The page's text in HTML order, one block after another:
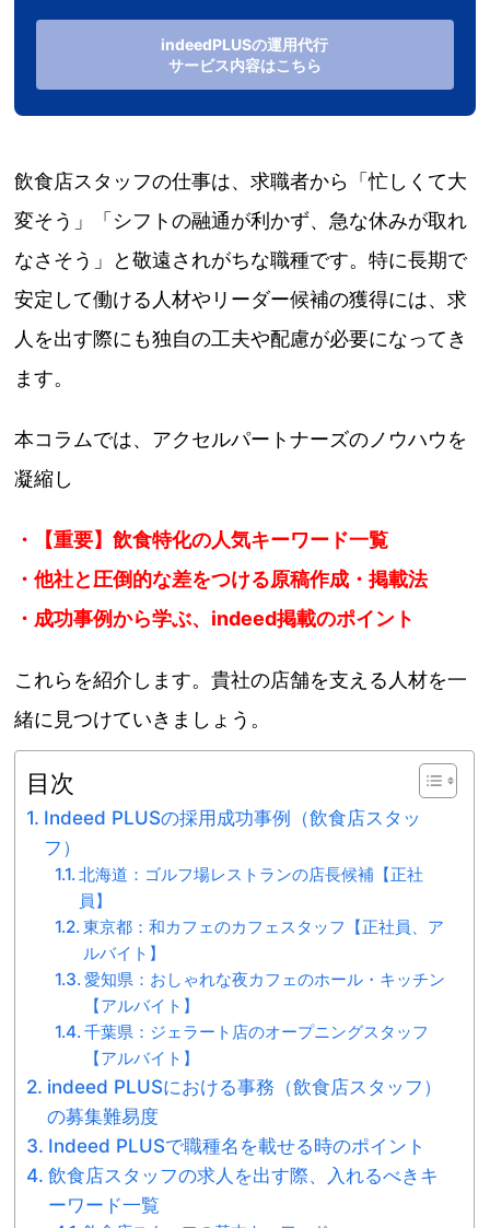
indeedPLUSの運用代行
サービス内容はこちら
飲食店スタッフの仕事は、求職者から「忙しくて大
変そう」「シフトの融通が利かず、急な休みが取れ
なさそう」と敬遠されがちな職種です。特に長期で
安定して働ける人材やリーダー候補の獲得には、求
人を出す際にも独自の工夫や配慮が必要になってき
ます。
本コラムでは、アクセルパートナーズのノウハウを
凝縮し
・
【重要】飲食特化の人気キーワード一覧
・他社と圧倒的な差をつける原稿作成・掲載法
・成功事例から学ぶ、indeed掲載のポイント
これらを紹介します。貴社の店舗を支える人材を一
緒に見つけていきましょう。
目次
Indeed PLUSの採用成功事例（飲食店スタッ
フ）
北海道：ゴルフ場レストランの店長候補【正社
員】
東京都：和カフェのカフェスタッフ【正社員、ア
ルバイト】
愛知県：おしゃれな夜カフェのホール・キッチン
【アルバイト】
千葉県：ジェラート店のオープニングスタッフ
【アルバイト】
indeed PLUSにおける事務（飲食店スタッフ）
の募集難易度
Indeed PLUSで職種名を載せる時のポイント
飲食店スタッフの求人を出す際、入れるべきキ
ーワード一覧